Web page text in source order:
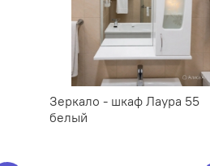
Зеркало - шкаф Лаура 55
белый